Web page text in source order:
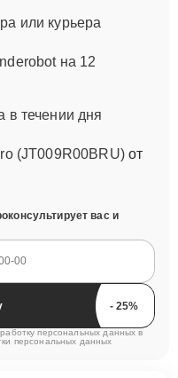
или курьера
на 12
в течении дня
(JT009R00BRU) от
вас и
персональных данных в
персональных данных